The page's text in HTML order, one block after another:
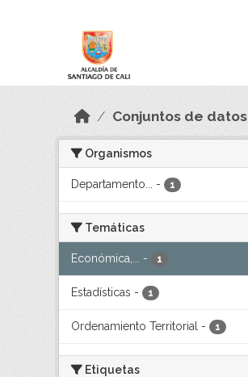
Conjuntos de datos
Organismos
Departamento... - 1
Temáticas
Económica,... - 1
Estadísticas - 1
Ordenamiento Territorial - 1
Etiquetas